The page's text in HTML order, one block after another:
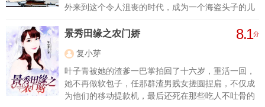
外来到这个令人沮丧的时代，成为一个海盗头子的儿
的顶点！
景秀田缘之农门娇 8.1分
复小芽
叶子青被她的渣爹一巴掌拍回了十六岁，重活一回，
她不再做软包子，任那群渣男贱女搓圆捏扁，不仅成
为他们的移动提款机，最后还死在那些吃人不吐骨的